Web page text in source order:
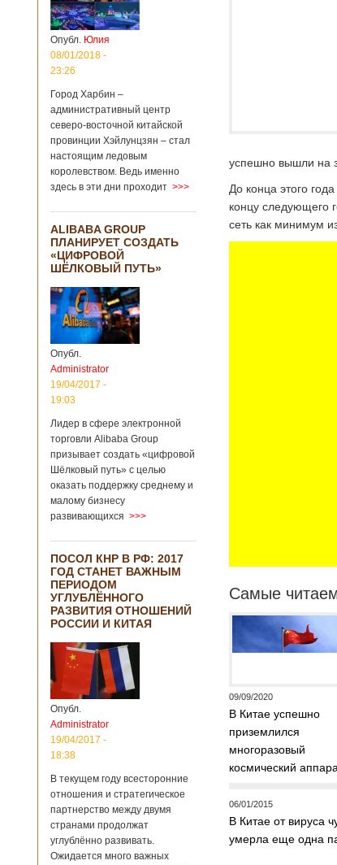
Опубл. Юлия
08/01/2018 -
23:26
Город Харбин –
административный центр
северо-восточной китайской
провинции Хэйлунцзян – стал
настоящим ледовым
королевством. Ведь именно
здесь в эти дни проходит >>>
ALIBABA GROUP
ПЛАНИРУЕТ СОЗДАТЬ
«ЦИФРОВОЙ
ШЁЛКОВЫЙ ПУТЬ»
Опубл.
Administrator
19/04/2017 -
19:03
Лидер в сфере электронной
торговли Alibaba Group
призывает создать «цифровой
Шёлковый путь» с целью
оказать поддержку среднему и
малому бизнесу
развивающихся >>>
ПОСОЛ КНР В РФ: 2017
ГОД СТАНЕТ ВАЖНЫМ
ПЕРИОДОМ
УГЛУБЛЁННОГО
РАЗВИТИЯ ОТНОШЕНИЙ
РОССИИ И КИТАЯ
Опубл.
Administrator
19/04/2017 -
18:38
В текущем году всесторонние
отношения и стратегическое
партнерство между двумя
странами продолжат
углублённо развивать.
Ожидается много важных
успешно вышли на
До конца этого
концу следующего
сеть как минимум
Самые
09/09/2020
В Китае успешно
приземлился
многоразовый
космический
06/01/2015
В Китае от вируса
умерла еще одна